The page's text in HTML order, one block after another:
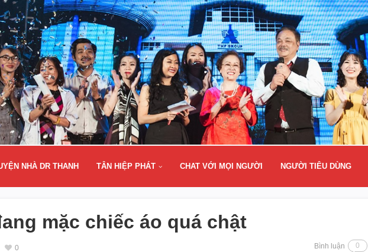
NHÀ DR THANH TÂN HIỆP PHÁT CHAT VỚI MỌI NGƯỜI NGƯỜI TIÊU DÙNG
mặc chiếc áo quá chật
0 Bình luận 0